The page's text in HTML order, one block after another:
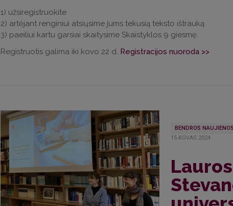
1) užsiregistruokite
2) artėjant renginiui atsiųsime jums tekusią teksto ištrauką
3) paeiliui kartu garsiai skaitysime Skaistyklos 9 giesmę.
Registruotis galima iki kovo 22 d. Registracijos nuoroda >>
BENDROS NAUJIENOS
15.KOVAS.2024